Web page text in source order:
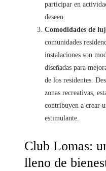
participar en
deseen.
Comodidades de
comunidades
instalaciones son
diseñadas para
de los residentes.
zonas recreativas,
contribuyen a crear
estimulante.
Club Lomas:
lleno de